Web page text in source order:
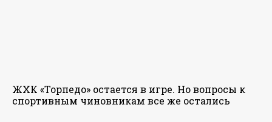
ЖХК «Торпедо» остается в игре. Но вопросы к
спортивным чиновникам все же остались